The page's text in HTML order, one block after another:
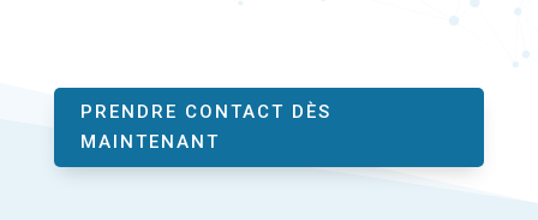
PRENDRE CONTACT DÈS
MAINTENANT